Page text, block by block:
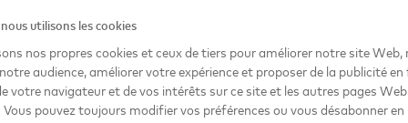
de nos clients sont primordiales. Les fraudeurs et
les menaces peuvent surgir des quatre coins du
ligne de la résilience des entreprises», a déclaré M.
utilisons les cookies
nos propres cookies et ceux de tiers pour améliorer notre site Web,
audience, améliorer votre expérience et proposer de la publicité
votre navigateur et de vos intérêts sur ce site et les autres pages
pouvez toujours modifier vos préférences ou vous désabonner en